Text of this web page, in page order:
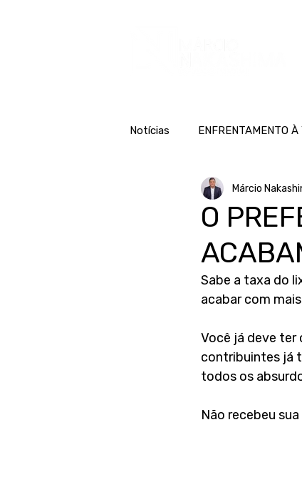
Notícias ENFRENTAMENTO
O
Márcio
Sabe a taxa do
acabar com
Você já deve ter
contribuintes já
todos os
Não recebeu